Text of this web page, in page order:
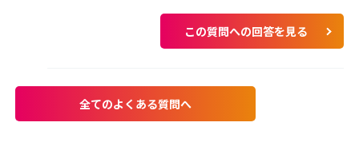
この質問への回答を見る
全てのよくある質問へ